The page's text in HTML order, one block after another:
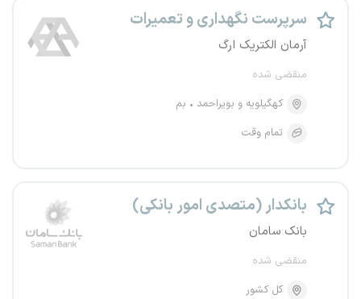
سرپرست نگهداری و تعمیرات
آرمان الکتریک ارگ
منقضی شده
کهگیلویه و بویراحمد
بم
تمام وقت
بانکدار (متصدی امور بانکی)
بانک سامان
منقضی شده
کل کشور